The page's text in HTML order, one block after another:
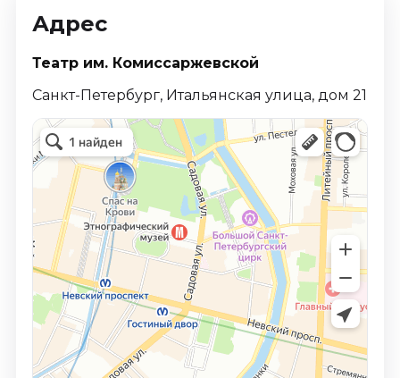
Адрес
Театр им. Комиссаржевской
Санкт-Петербург, Итальянская улица, дом 21